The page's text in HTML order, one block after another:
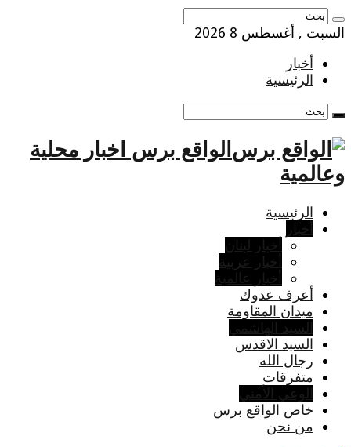
السبت , أغسطس 8 2026
أخبار
الرئيسية
الواقع برس اخبار محلية
وعالمية
الرئيسية
أخبار
أخبار لبنان
أخبار عربية
أخبار عالمية
أعرف عدوك
ميدان المقاومة
السيد الهاشمي
السيد الاقدس
رجال الله
متفرقات
الوعي الأمني
خاص الواقع برس
من نحن